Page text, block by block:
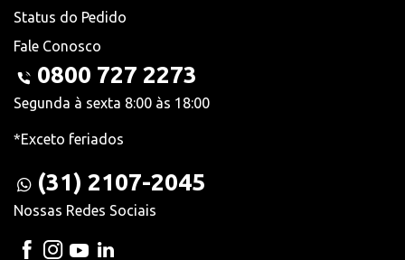
Status do Pedido
Fale Conosco
0800 727 2273
Segunda à sexta 8:00 às 18:00
*Exceto feriados
(31) 2107-2045
Nossas Redes Sociais